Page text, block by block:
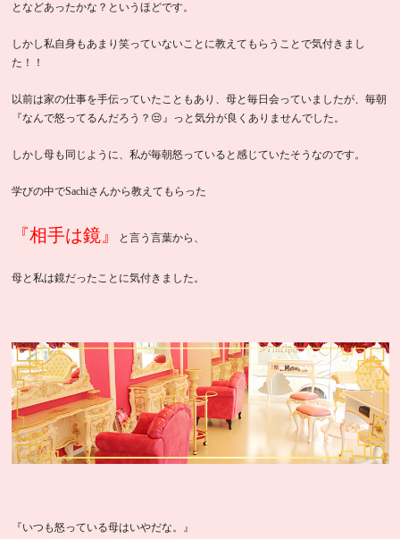
となどあったかな？というほどです。
しかし私自身もあまり笑っていないことに教えてもらうことで気付きまし
た！！
以前は家の仕事を手伝っていたこともあり、母と毎日会っていましたが、毎朝
『なんで怒ってるんだろう？😒』っと気分が良くありませんでした。
しかし母も同じように、私が毎朝怒っていると感じていたそうなのです。
学びの中でSachiさんから教えてもらった
『相手は鏡』 と言う言葉から、
母と私は鏡だったことに気付きました。
『いつも怒っている母はいやだな。』